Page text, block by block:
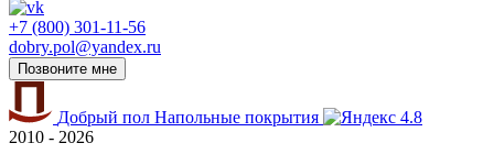
+7 (800) 301-11-56
dobry.pol@yandex.ru
Позвоните мне
Добрый пол Напольные покрытия
4.8
2010 - 2026